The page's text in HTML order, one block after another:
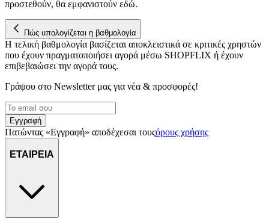
μετρήσεις σχετικά με διαφημίσεις και περιεχόμενο, την καλύτερη
εικόνα του κοινού μας και την ανάπτυξη προϊόντων. Επίσης,
κοινοποιούμε πληροφορίες σχετικά με την από μέρους σας χρήση
τοποθεσίας μας στους συνεργάτες μέσων κοινωνικής δικτύωσης,
διαφημίσεων και ανάλυσης.
προστεθούν, θα εμφανιστούν εδώ.
Πώς υπολογίζεται η βαθμολογία
Η τελική βαθμολογία βασίζεται αποκλειστικά σε κριτικές χρηστών
που έχουν πραγματοποιήσει αγορά μέσω SHOPFLIX ή έχουν
επιβεβαιώσει την αγορά τους.
Γράψου στο Νewsletter μας για νέα & προσφορές!
Εγγραφή
Πατώντας «Εγγραφή» αποδέχεσαι τουςόρους χρήσης
ΕΤΑΙΡΕΙΑ